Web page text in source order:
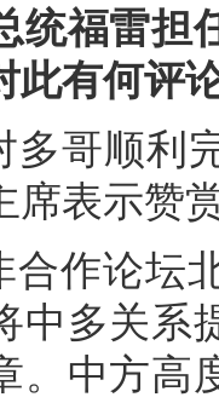
统福雷担
此有何评
多哥顺利
席表示赞
合作论坛
中多关系
。中方高